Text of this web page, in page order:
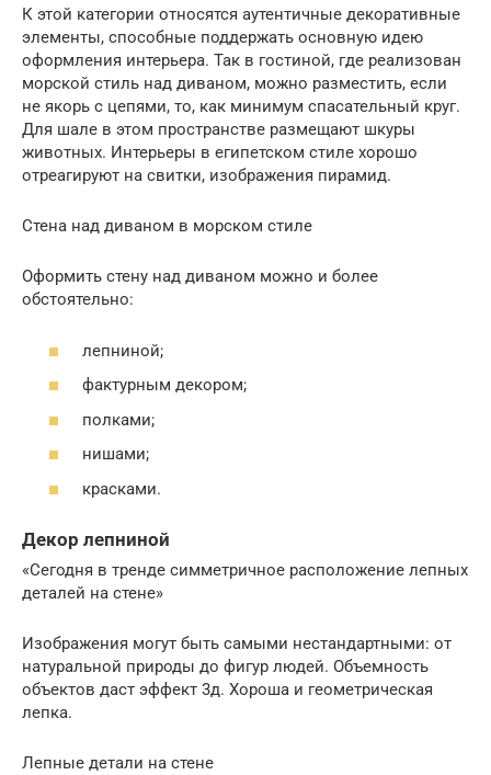
К этой категории относятся аутентичные декоративные
элементы, способные поддержать основную идею
оформления интерьера. Так в гостиной, где реализован
морской стиль над диваном, можно разместить, если
не якорь с цепями, то, как минимум спасательный круг.
Для шале в этом пространстве размещают шкуры
животных. Интерьеры в египетском стиле хорошо
отреагируют на свитки, изображения пирамид.
Стена над диваном в морском стиле
Оформить стену над диваном можно и более
обстоятельно:
лепниной;
фактурным декором;
полками;
нишами;
красками.
Декор лепниной
«Сегодня в тренде симметричное расположение лепных
деталей на стене»
Изображения могут быть самыми нестандартными: от
натуральной природы до фигур людей. Объемность
объектов даст эффект 3д. Хороша и геометрическая
лепка.
Лепные детали на стене